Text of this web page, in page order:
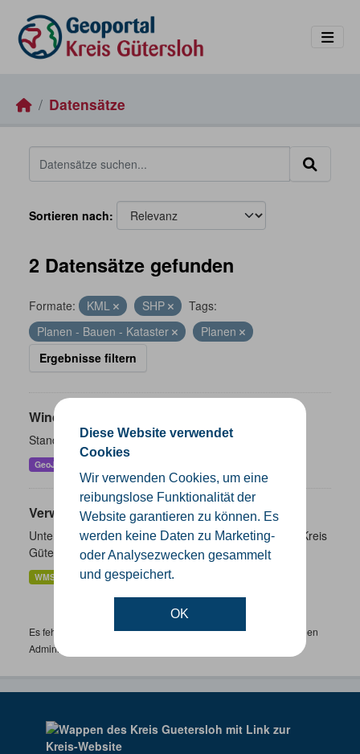
Diese Website verwendet
Cookies
Wir verwenden Cookies, um eine
reibungslose Funktionalität der
Website garantieren zu können. Es
werden keine Daten zu Marketing-
oder Analysezwecken gesammelt
und gespeichert.
OK
Datensätze
Sortieren nach
2 Datensätze gefunden
Formate: KML SHP
Tags:
Planen - Bauen - Kataster
Planen
Ergebnisse filtern
Windenergieanlagen
Standorte der Windenergieanlagen im Kreis Gütersloh
GeoJSON
Verwaltungsgrenzen
Unterschiedliche Ebenen der Verwaltungsgrenzen im Kreis
Gütersloh
WMS SHP GeoJSON KML
Es fehlen spezifische Datensätze? Wenden Sie sich bitte an einen
Administrator unter: